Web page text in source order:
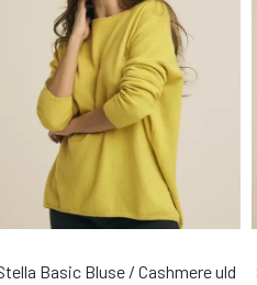
Basic Bluse / Cashmere uld